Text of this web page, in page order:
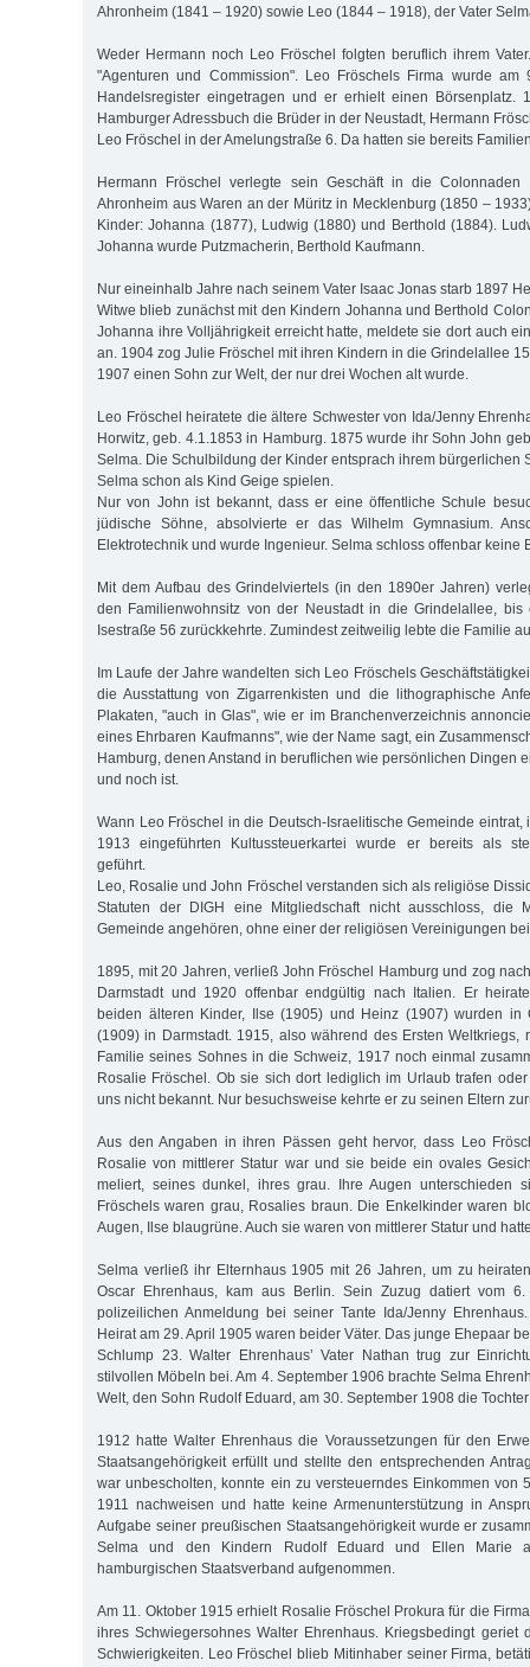
Ahronheim (1841 – 1920) sowie Leo (1844 – 1918), der Vater
Weder Hermann noch Leo Fröschel folgten beruflich ihrem
"Agenturen und Commission". Leo Fröschels Firma wurde am
Handelsregister eingetragen und er erhielt einen Börsenplatz.
Hamburger Adressbuch die Brüder in der Neustadt, Hermann
Leo Fröschel in der Amelungstraße 6. Da hatten sie bereits
Hermann Fröschel verlegte sein Geschäft in die
Ahronheim aus Waren an der Müritz in Mecklenburg (1850 –
Kinder: Johanna (1877), Ludwig (1880) und Berthold (1884).
Johanna wurde Putzmacherin, Berthold Kaufmann.
Nur eineinhalb Jahre nach seinem Vater Isaac Jonas starb 1897
Witwe blieb zunächst mit den Kindern Johanna und Berthold
Johanna ihre Volljährigkeit erreicht hatte, meldete sie dort auch
an. 1904 zog Julie Fröschel mit ihren Kindern in die Grindelallee
1907 einen Sohn zur Welt, der nur drei Wochen alt wurde.
Leo Fröschel heiratete die ältere Schwester von Ida/Jenny
Horwitz, geb. 4.1.1853 in Hamburg. 1875 wurde ihr Sohn John
Selma. Die Schulbildung der Kinder entsprach ihrem bürgerlichen
Selma schon als Kind Geige spielen.
Nur von John ist bekannt, dass er eine öffentliche Schule
jüdische Söhne, absolvierte er das Wilhelm Gymnasium.
Elektrotechnik und wurde Ingenieur. Selma schloss offenbar keine
Mit dem Aufbau des Grindelviertels (in den 1890er Jahren)
den Familienwohnsitz von der Neustadt in die Grindelallee,
Isestraße 56 zurückkehrte. Zumindest zeitweilig lebte die Familie
Im Laufe der Jahre wandelten sich Leo Fröschels
die Ausstattung von Zigarrenkisten und die lithographische
Plakaten, "auch in Glas", wie er im Branchenverzeichnis
eines Ehrbaren Kaufmanns", wie der Name sagt, ein
Hamburg, denen Anstand in beruflichen wie persönlichen Dingen
und noch ist.
Wann Leo Fröschel in die Deutsch-Israelitische Gemeinde eintrat,
1913 eingeführten Kultussteuerkartei wurde er bereits als
geführt.
Leo, Rosalie und John Fröschel verstanden sich als religiöse
Statuten der DIGH eine Mitgliedschaft nicht ausschloss, die
Gemeinde angehören, ohne einer der religiösen Vereinigungen
1895, mit 20 Jahren, verließ John Fröschel Hamburg und zog
Darmstadt und 1920 offenbar endgültig nach Italien. Er
beiden älteren Kinder, Ilse (1905) und Heinz (1907) wurden in
(1909) in Darmstadt. 1915, also während des Ersten Weltkriegs,
Familie seines Sohnes in die Schweiz, 1917 noch einmal
Rosalie Fröschel. Ob sie sich dort lediglich im Urlaub trafen
uns nicht bekannt. Nur besuchsweise kehrte er zu seinen Eltern
Aus den Angaben in ihren Pässen geht hervor, dass Leo
Rosalie von mittlerer Statur war und sie beide ein ovales
meliert, seines dunkel, ihres grau. Ihre Augen unterschieden
Fröschels waren grau, Rosalies braun. Die Enkelkinder waren
Augen, Ilse blaugrüne. Auch sie waren von mittlerer Statur und
Selma verließ ihr Elternhaus 1905 mit 26 Jahren, um zu
Oscar Ehrenhaus, kam aus Berlin. Sein Zuzug datiert vom
polizeilichen Anmeldung bei seiner Tante Ida/Jenny
Heirat am 29. April 1905 waren beider Väter. Das junge Ehepaar
Schlump 23. Walter Ehrenhaus’ Vater Nathan trug zur
stilvollen Möbeln bei. Am 4. September 1906 brachte Selma
Welt, den Sohn Rudolf Eduard, am 30. September 1908 die
1912 hatte Walter Ehrenhaus die Voraussetzungen für den
Staatsangehörigkeit erfüllt und stellte den entsprechenden
war unbescholten, konnte ein zu versteuerndes Einkommen von
1911 nachweisen und hatte keine Armenunterstützung in
Aufgabe seiner preußischen Staatsangehörigkeit wurde er
Selma und den Kindern Rudolf Eduard und Ellen Marie
hamburgischen Staatsverband aufgenommen.
Am 11. Oktober 1915 erhielt Rosalie Fröschel Prokura für die
ihres Schwiegersohnes Walter Ehrenhaus. Kriegsbedingt geriet
Schwierigkeiten. Leo Fröschel blieb Mitinhaber seiner Firma,